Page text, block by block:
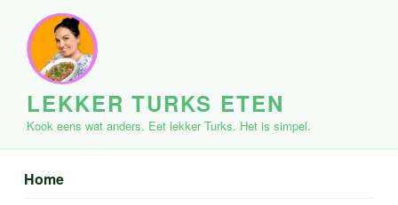
inhoud
LEKKER TURKS ETEN
Kook eens wat anders. Eet lekker Turks. Het is simpel.
Home